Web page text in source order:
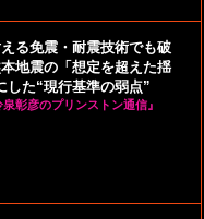
える免震・耐震技術でも破
地震の「想定を超えた揺
した“現行基準の弱点”
彰彦のプリンストン通信』